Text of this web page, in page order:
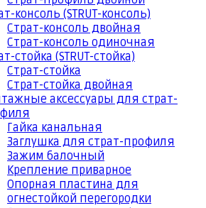
консоль (STRUT-консоль)
Страт-консоль двойная
Страт-консоль одиночная
стойка (STRUT-стойка)
Страт-стойка
Страт-стойка двойная
аксессуары для страт-
Гайка канальная
Заглушка для страт-профиля
Зажим балочный
Крепление приварное
Опорная пластина для
огнестойкой перегородки